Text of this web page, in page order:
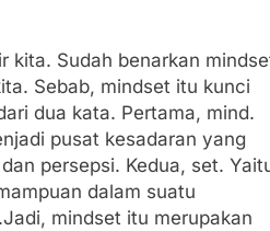
kita. Sudah benarkan
Sebab, mindset itu kunci
dua kata. Pertama, mind.
pusat kesadaran yang
persepsi. Kedua, set.
dalam suatu
mindset itu merupakan